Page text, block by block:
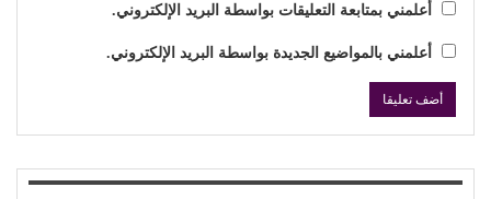
أعلمني بمتابعة التعليقات بواسطة البريد الإلكتروني.
أعلمني بالمواضيع الجديدة بواسطة البريد الإلكتروني.